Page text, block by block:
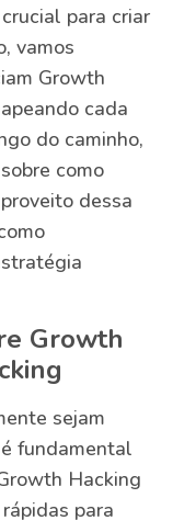
para criar
vamos
Growth
cada
do caminho,
como
dessa
Growth
sejam
fundamental
Hacking
para